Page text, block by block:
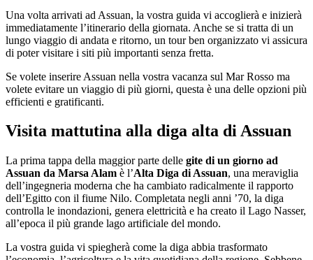
Una volta arrivati ad Assuan, la vostra guida vi accoglierà e inizierà
immediatamente l’itinerario della giornata. Anche se si tratta di un
lungo viaggio di andata e ritorno, un tour ben organizzato vi assicura
di poter visitare i siti più importanti senza fretta.
Se volete inserire Assuan nella vostra vacanza sul Mar Rosso ma
volete evitare un viaggio di più giorni, questa è una delle opzioni più
efficienti e gratificanti.
Visita mattutina alla diga alta di Assuan
La prima tappa della maggior parte delle gite di un giorno ad
Assuan da Marsa Alam è l’Alta Diga di Assuan, una meraviglia
dell’ingegneria moderna che ha cambiato radicalmente il rapporto
dell’Egitto con il fiume Nilo. Completata negli anni ’70, la diga
controlla le inondazioni, genera elettricità e ha creato il Lago Nasser,
all’epoca il più grande lago artificiale del mondo.
La vostra guida vi spiegherà come la diga abbia trasformato